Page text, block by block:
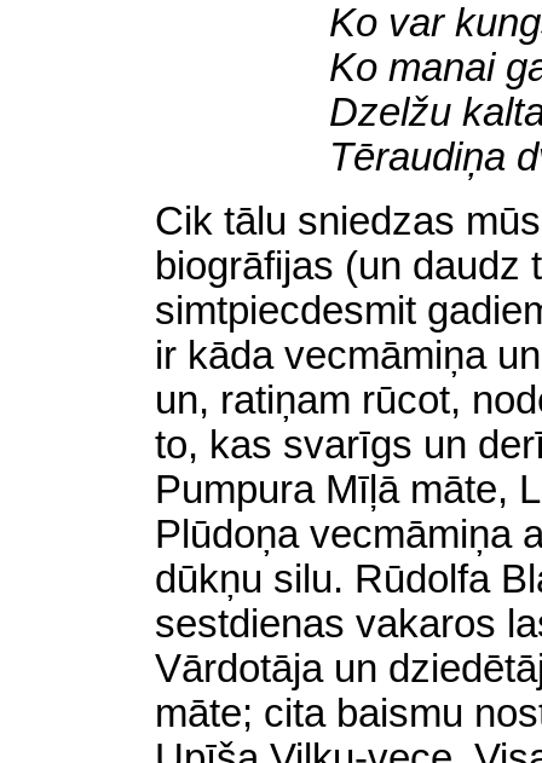
Ko var
Ko manai
Dzelžu
Tēraudiņa
Cik tālu sniedzas
biogrāfijas (un daudz
simtpiecdesmit
ir kāda vecmāmiņa
un, ratiņam rūcot,
to, kas svarīgs un
Pumpura Mīļā māte,
Plūdoņa vecmāmiņa
dūkņu silu. Rūdolfa
sestdienas vakaros
Vārdotāja un
māte; cita baismu